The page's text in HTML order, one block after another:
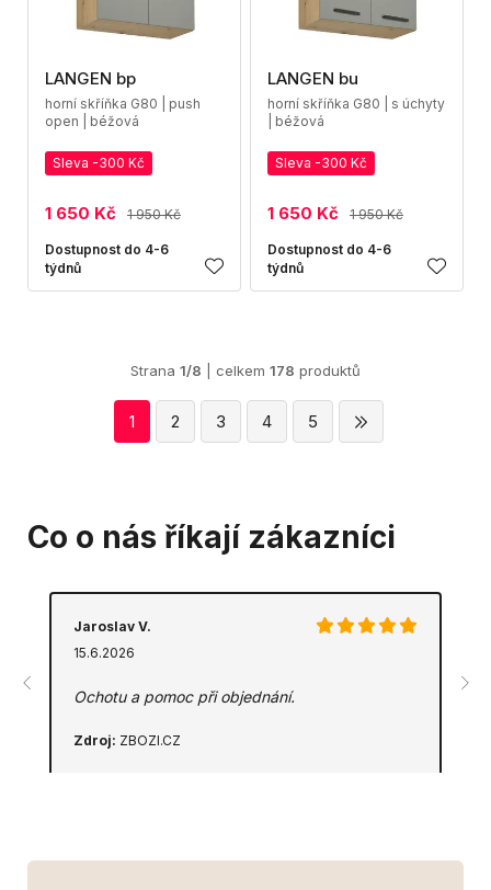
LANGEN bp
horní skříňka G80 | push
open | béžová
Sleva -300 Kč
1 650 Kč 1 950 Kč
Dostupnost do 4-6
týdnů
LANGEN bu
horní skříňka G80 | s úchyty
| béžová
Sleva -300 Kč
1 650 Kč 1 950 Kč
Dostupnost do 4-6
týdnů
Strana 1/8 | celkem 178 produktů
1 2 3 4 5
Co o nás říkají zákazníci
Jaroslav V.
15.6.2026
Ochotu a pomoc při objednání.
Zdroj: ZBOZI.CZ